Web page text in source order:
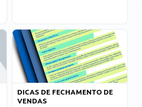
DICAS DE FECHAMENTO DE
VENDAS